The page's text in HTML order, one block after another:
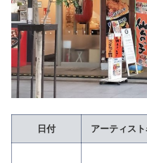
日付 アーティスト